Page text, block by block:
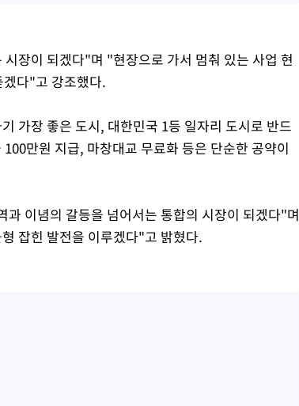
장이 되겠다"며 "현장으로 가서 멈춰 있는 사업 현
다"고 강조했다.
가장 좋은 도시, 대한민국 1등 일자리 도시로 반드
만원 지급, 마창대교 무료화 등은 단순한 공약이
이념의 갈등을 넘어서는 통합의 시장이 되겠다"며
잡힌 발전을 이루겠다"고 밝혔다.